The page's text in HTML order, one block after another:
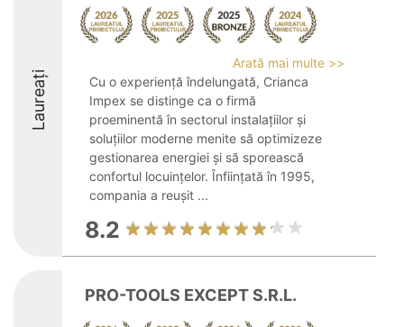
Laureați
Arată mai multe >>
Cu o experiență îndelungată, Crianca
Impex se distinge ca o firmă
proeminentă în sectorul instalațiilor și
soluțiilor moderne menite să optimizeze
gestionarea energiei și să sporească
confortul locuințelor. Înființată în 1995,
compania a reușit ...
8.2
PRO-TOOLS EXCEPT S.R.L.